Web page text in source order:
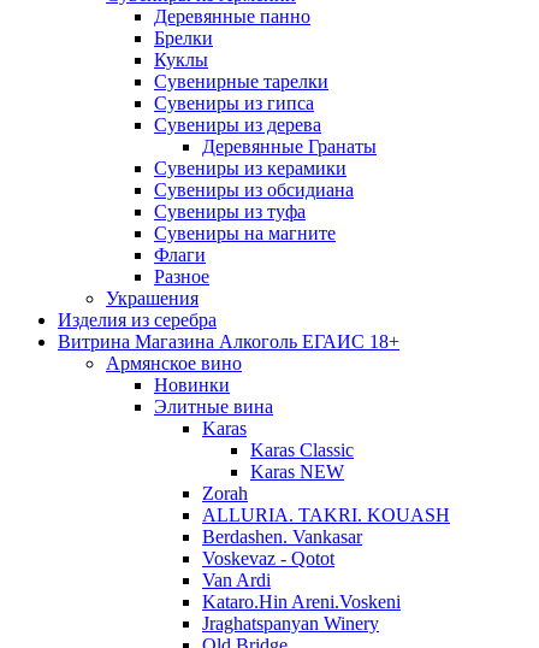
Деревянные панно
Брелки
Куклы
Сувенирные тарелки
Сувениры из гипса
Сувениры из дерева
Деревянные Гранаты
Сувениры из керамики
Сувениры из обсидиана
Сувениры из туфа
Сувениры на магните
Флаги
Разное
Украшения
Изделия из серебра
Витрина Магазина Алкоголь ЕГАИС 18+
Армянское вино
Новинки
Элитные вина
Karas
Karas Classic
Karas NEW
Zorah
ALLURIA. TAKRI. KOUASH
Berdashen. Vankasar
Voskevaz - Qotot
Van Ardi
Kataro.Hin Areni.Voskeni
Jraghatspanyan Winery